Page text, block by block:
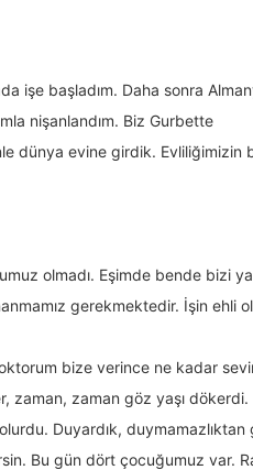
işe başladım. Daha sonra
nişanlandım. Biz Gurbette
dünya evine girdik. Evliliğimizin
olmadı. Eşimde bende bizi
gerekmektedir. İşin ehli
bize verince ne kadar
zaman, zaman göz yaşı dökerdi.
Duyardık, duymamazlıktan
Bu gün dört çocuğumuz var.